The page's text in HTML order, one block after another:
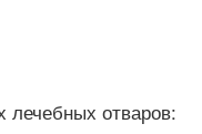
лечебных отваров: